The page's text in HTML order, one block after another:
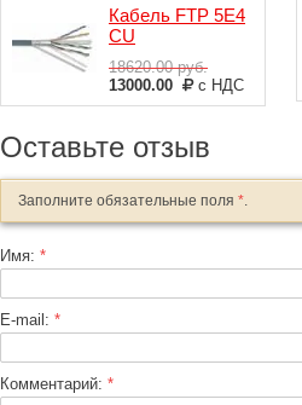
Кабель FTP 5E4
CU
18620.00руб.
13000.00
с НДС
Оставьте отзыв
Заполните обязательные поля *.
Имя: *
E-mail: *
Комментарий: *